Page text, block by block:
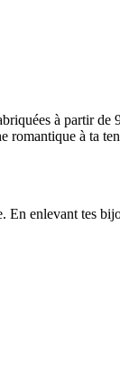
à partir de
à ta
enlevant tes